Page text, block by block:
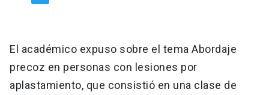
El académico expuso sobre el tema Abordaje
precoz en personas con lesiones por
aplastamiento, que consistió en una clase de